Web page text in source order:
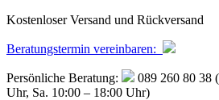
Kostenloser Versand und Rückversand
Beratungstermin vereinbaren:
Persönliche Beratung:
089 260 80 38
Uhr, Sa. 10:00 – 18:00 Uhr)